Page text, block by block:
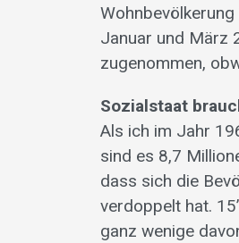
Januar und März
zugenommen,
Sozialstaat
Als ich im Jahr
sind es 8,7
dass sich die
verdoppelt hat.
ganz wenige